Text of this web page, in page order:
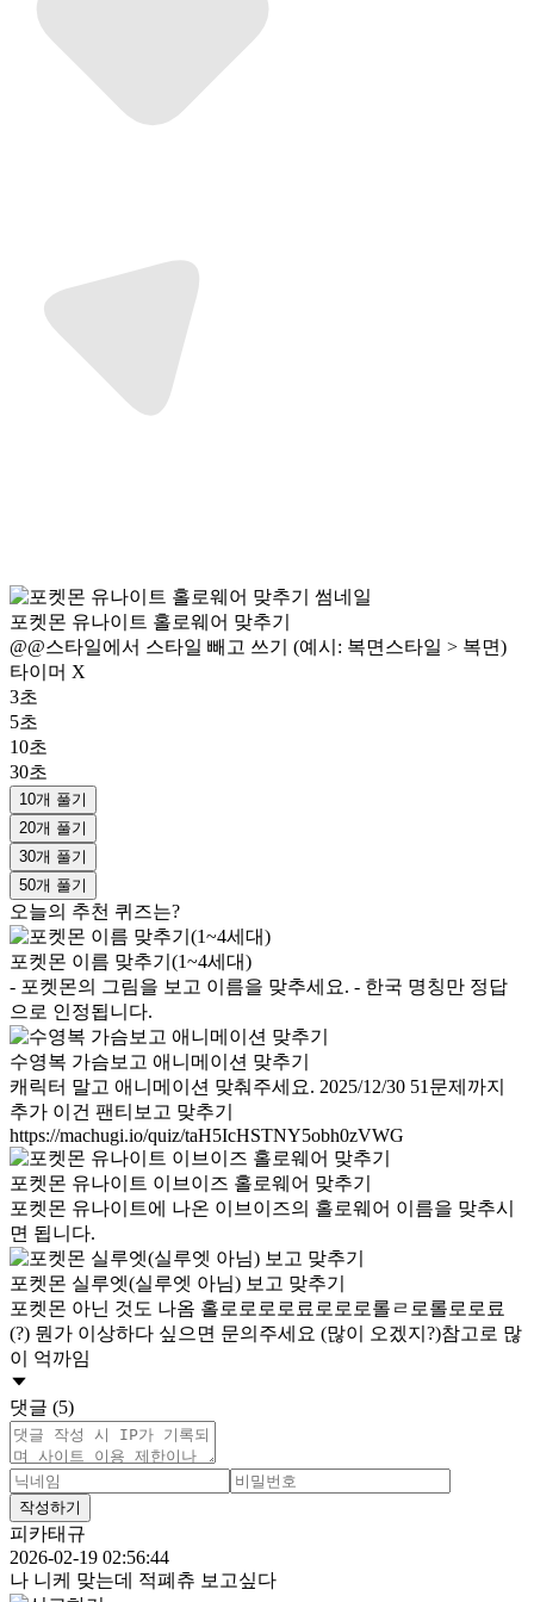
포켓몬 유나이트 홀로웨어 맞추기
@@스타일에서 스타일 빼고 쓰기 (예시: 복면스타일 > 복면)
타이머 X
3초
5초
10초
30초
10개 풀기
20개 풀기
30개 풀기
50개 풀기
오늘의 추천 퀴즈는?
포켓몬 이름 맞추기(1~4세대)
- 포켓몬의 그림을 보고 이름을 맞추세요. - 한국 명칭만 정답
으로 인정됩니다.
수영복 가슴보고 애니메이션 맞추기
캐릭터 말고 애니메이션 맞춰주세요. 2025/12/30 51문제까지
추가 이건 팬티보고 맞추기
https://machugi.io/quiz/taH5IcHSTNY5obh0zVWG
포켓몬 유나이트 이브이즈 홀로웨어 맞추기
포켓몬 유나이트에 나온 이브이즈의 홀로웨어 이름을 맞추시
면 됩니다.
포켓몬 실루엣(실루엣 아님) 보고 맞추기
포켓몬 아닌 것도 나옴 홀로로로로료로로로롤ㄹ로롤로로료
(?) 뭔가 이상하다 싶으면 문의주세요 (많이 오겠지?)참고로 많
이 억까임
댓글 (5)
작성하기
피카태규
2026-02-19 02:56:44
나 니케 맞는데 적폐츄 보고싶다